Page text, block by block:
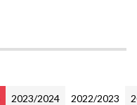
2023/2024 2022/2023